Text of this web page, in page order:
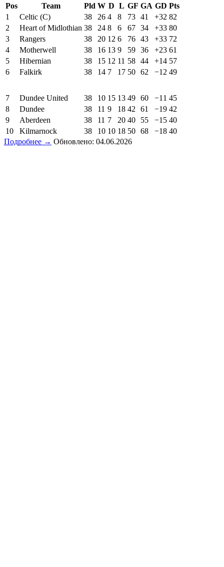
Pos
Team Pld W D L GF GA GD Pts
1
Celtic (C) 38 26 4 8 73 41 +32 82
2
Heart of Midlothian 38 24 8 6 67 34 +33 80
3
Rangers 38 20 12 6 76 43 +33 72
4
Motherwell 38 16 13 9 59 36 +23 61
5
Hibernian 38 15 12 11 58 44 +14 57
6
Falkirk 38 14 7 17 50 62 −12 49
7 Dundee United 38 10 15 13 49 60 −11 45
8
Dundee 38 11 9 18 42 61 −19 42
9
Aberdeen 38 11 7 20 40 55 −15 40
10
Kilmarnock 38 10 10 18 50 68 −18 40
Подробнее → Обновлено: 04.06.2026